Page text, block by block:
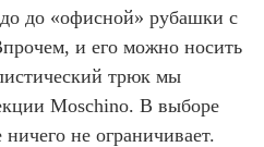
до «офисной» рубашки с
и его можно носить
трюк мы
Moschino. В выборе
не ограничивает.